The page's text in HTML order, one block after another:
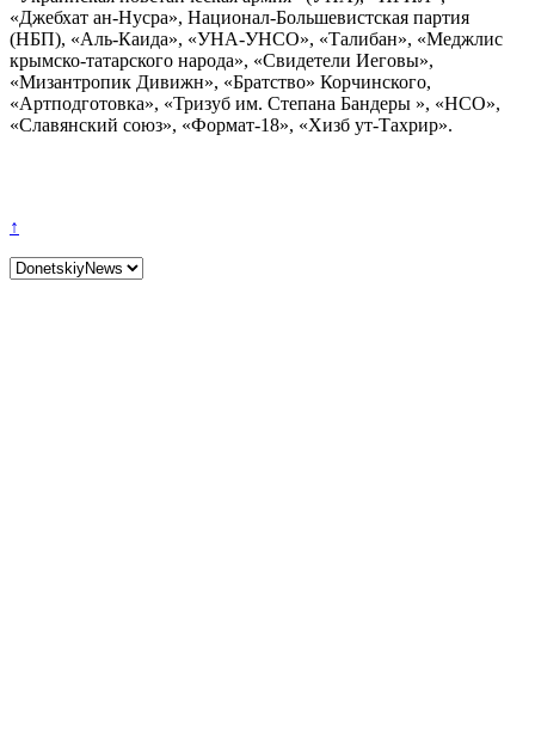
«Джебхат ан-Нусра», Национал-Большевистская партия
(НБП), «Аль-Каида», «УНА-УНСО», «Талибан», «Меджлис
крымско-татарского народа», «Свидетели Иеговы»,
«Мизантропик Дивижн», «Братство» Корчинского,
«Артподготовка», «Тризуб им. Степана Бандеры », «НСО»,
«Славянский союз», «Формат-18», «Хизб ут-Тахрир».
↑